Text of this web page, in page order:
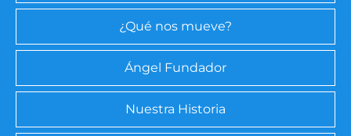
¿Qué nos mueve?
Ángel Fundador
Nuestra Historia